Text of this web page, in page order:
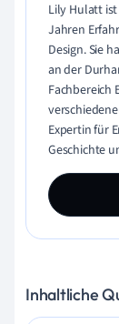
Lily Hulatt
Jahren
Design. Sie
an der
Fachbereich
Expertin für
Geschichte
Inhaltliche